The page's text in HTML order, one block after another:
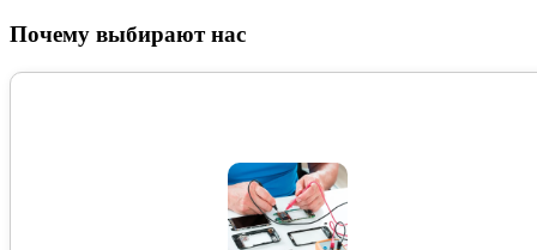
Почему выбирают нас